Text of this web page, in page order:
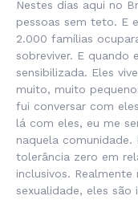
Nestes dias aqui no
pessoas sem teto. E
2.000 famílias
sobreviver. E quando
sensibilizada. Eles
muito, muito
fui conversar com
lá com eles, eu me
naquela
tolerância zero em
inclusivos.
sexualidade, eles são